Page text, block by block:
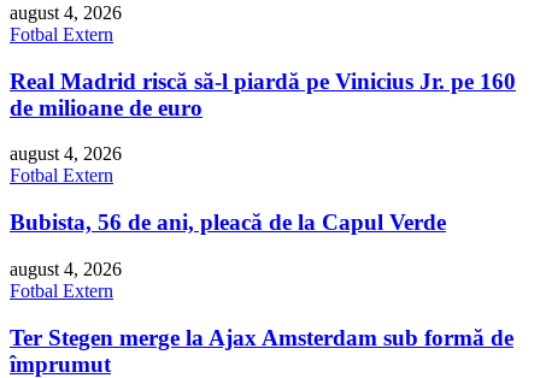
august 4, 2026
Fotbal Extern
Real Madrid riscă să-l piardă pe Vinicius Jr. pe 160
de milioane de euro
august 4, 2026
Fotbal Extern
Bubista, 56 de ani, pleacă de la Capul Verde
august 4, 2026
Fotbal Extern
Ter Stegen merge la Ajax Amsterdam sub formă de
împrumut